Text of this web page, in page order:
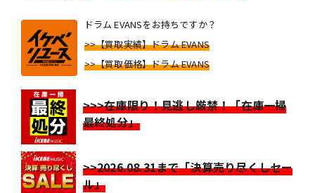
ドラム EVANSをお持ちですか？
>>【買取実績】ドラム EVANS
>>【買取価格】ドラム EVANS
>>>在庫限り！見逃し厳禁！「在庫一掃
最終処分」
>>2026.08.31まで「決算売り尽くしセー
ル」